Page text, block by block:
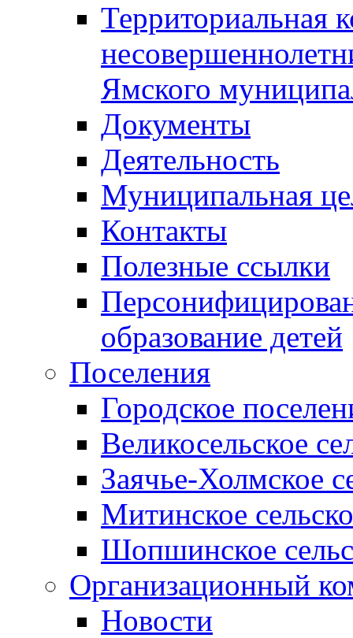
Территориальная
Ямского
Документы
Деятельность
Муниципальная
Контакты
Полезные ссылки
образование детей
Поселения
Городское
Великосельское
Заячье-Холмское
Митинское
Шопшинское
Организационный
Новости